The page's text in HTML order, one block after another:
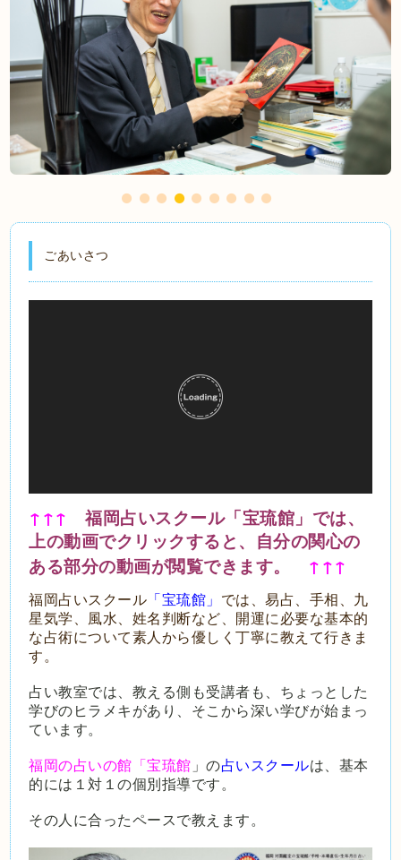
ごあいさつ
↑↑↑福岡占いスクール「宝琉館」 では、
上の動画でクリックすると、自分の関心の
ある部分の動画が閲覧できます。
↑↑↑
福岡占いスクール 「宝琉館」 では、易占、手相、九
星気学、風水、姓名判断など、開運に必要な基本的
な占術について素人から優しく丁寧に教えて行きま
す。
占い教室では、教える側も受講者も、ちょっとした
学びのヒラメキがあり、そこから深い学びが始まっ
ています。
福岡の占いの館「宝琉館 」の占いスクールは、基本
的には１対１の個別指導です。
その人に合ったペースで教えます。